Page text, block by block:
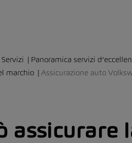
Servizi
Panoramica servizi
marchio
Assicurazione auto
assicurare